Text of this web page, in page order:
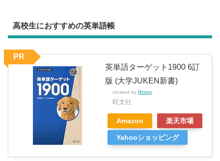
高校生におすすめの英単語帳
英単語ターゲット1900 6訂
版 (大学JUKEN新書)
created by Rinker
旺文社
Amazon 楽天市場
Yahooショッピング
PR